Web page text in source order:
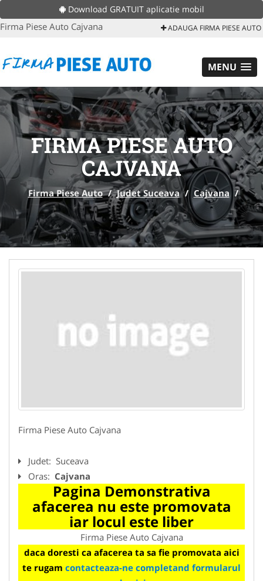
Download GRATUIT aplicatie mobil
Firma Piese Auto Cajvana ADAUGA FIRMA PIESE AUTO
MENU
FIRMA PIESE AUTO
CAJVANA
Firma Piese Auto / Judet Suceava / Cajvana /
Firma Piese Auto Cajvana
Judet: Suceava
Oras: Cajvana
Pagina Demonstrativa
afacerea nu este promovata
iar locul este liber
Firma Piese Auto Cajvana
daca doresti ca afacerea ta sa fie promovata aici
te rugam contacteaza-ne completand formularul